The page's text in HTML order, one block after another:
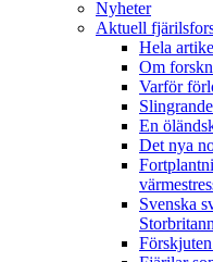
Nyheter
Aktuell
Hela
Om
Varför
En
Det nya
Svenska